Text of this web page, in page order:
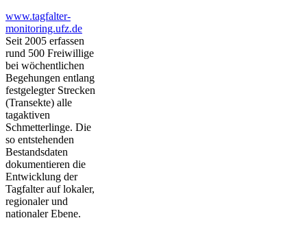
www.tagfalter-
monitoring.ufz.de
Seit 2005 erfassen
rund 500 Freiwillige
bei wöchentlichen
Begehungen entlang
festgelegter Strecken
(Transekte) alle
tagaktiven
Schmetterlinge. Die
so entstehenden
Bestandsdaten
dokumentieren die
Entwicklung der
Tagfalter auf lokaler,
regionaler und
nationaler Ebene.